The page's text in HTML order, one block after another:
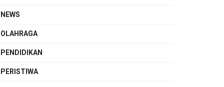
NEWS
OLAHRAGA
PENDIDIKAN
PERISTIWA